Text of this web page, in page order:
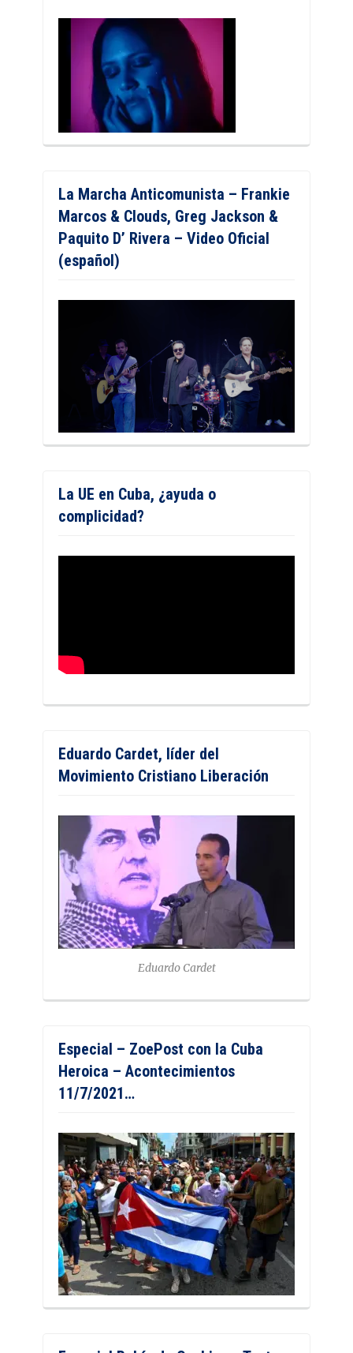
La Marcha Anticomunista – Frankie
Marcos & Clouds, Greg Jackson &
Paquito D’ Rivera – Video Oficial
(español)
La UE en Cuba, ¿ayuda o
complicidad?
Eduardo Cardet, líder del
Movimiento Cristiano Liberación
Eduardo Cardet
Especial – ZoePost con la Cuba
Heroica – Acontecimientos
11/7/2021…